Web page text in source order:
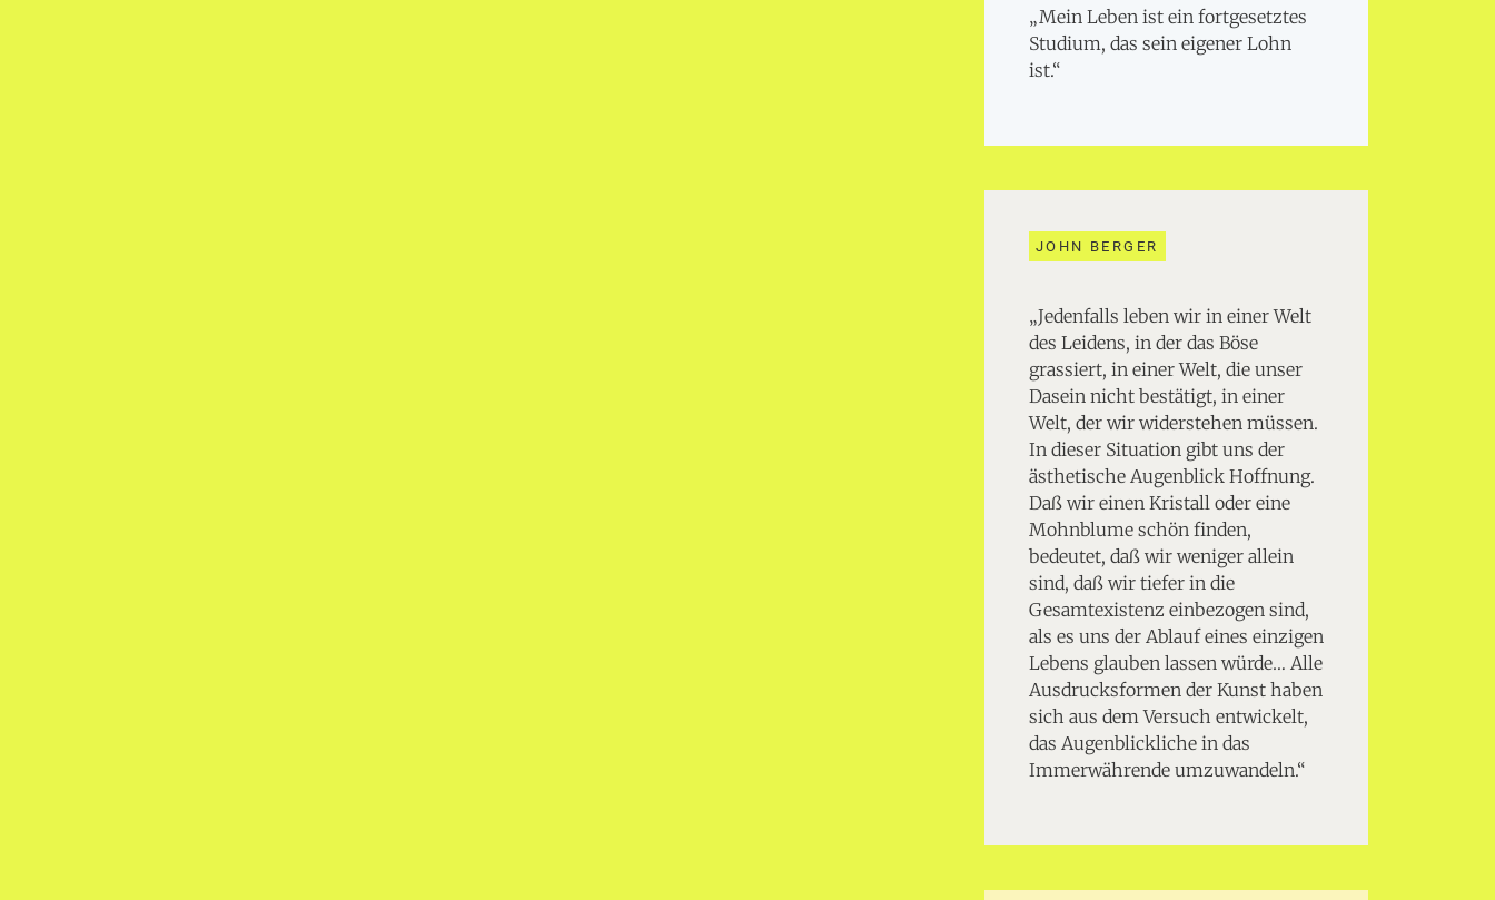
„Mein Leben ist ein fortgesetztes
Studium, das sein eigener Lohn
ist.“
JOHN BERGER
„Jedenfalls leben wir in einer Welt
des Leidens, in der das Böse
grassiert, in einer Welt, die unser
Dasein nicht bestätigt, in einer
Welt, der wir widerstehen müssen.
In dieser Situation gibt uns der
ästhetische Augenblick Hoffnung.
Daß wir einen Kristall oder eine
Mohnblume schön finden,
bedeutet, daß wir weniger allein
sind, daß wir tiefer in die
Gesamtexistenz einbezogen sind,
als es uns der Ablauf eines einzigen
Lebens glauben lassen würde… Alle
Ausdrucksformen der Kunst haben
sich aus dem Versuch entwickelt,
das Augenblickliche in das
Immerwährende umzuwandeln.“